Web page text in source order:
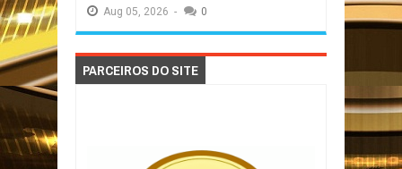
Aug 05, 2026 - 0
PARCEIROS DO SITE